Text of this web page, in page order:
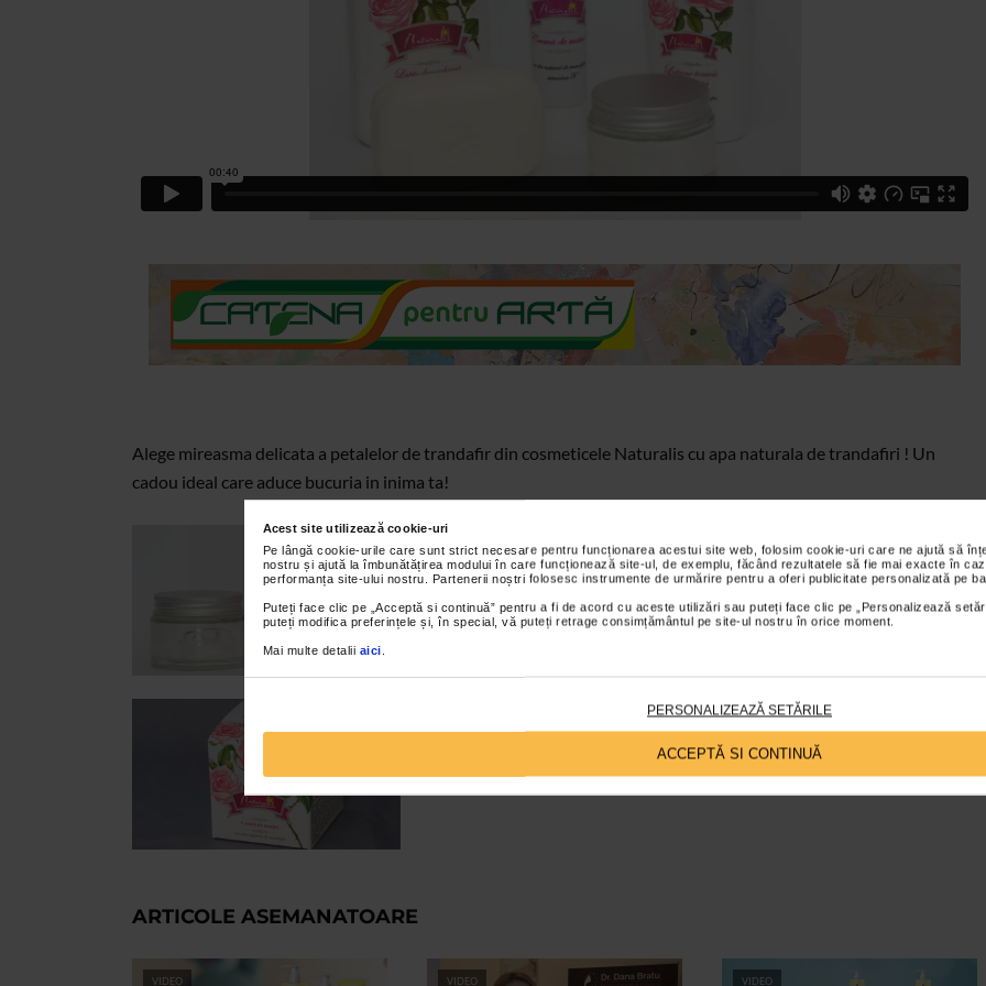
Acest site utilizează cookie-uri
Pe lângă cookie-urile care sunt strict necesare pentru funcționarea acestui site web, folosim cookie-uri care ne ajută să
nostru și ajută la îmbunătățirea modului în care funcționează site-ul, de exemplu, făcând rezultatele să fie mai exacte în
performanța site-ului nostru. Partenerii noștri folosesc instrumente de urmărire pentru a oferi publicitate personalizată pe
Puteți face clic pe „Acceptă si continuă” pentru a fi de acord cu aceste utilizări sau puteți face clic pe „Personalizează
puteți modifica preferințele și, în special, vă puteți retrage consimțământul pe site-ul nostru în orice moment.
Mai multe detalii aici
PERSONALIZEAZĂ SETĂRILE
ACCEPTĂ SI CONTINUĂ
Alege mireasma delicata a petalelor de trandafir din cosmeticele Naturalis cu apa naturala de trandafiri ! Un
cadou ideal care aduce bucuria in inima ta!
ARTICOLE ASEMANATOARE
VIDEO VIDEO VIDEO